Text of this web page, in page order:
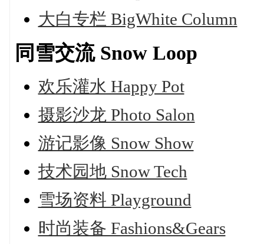
大白专栏 BigWhite Column
同雪交流 Snow Loop
欢乐灌水 Happy Pot
摄影沙龙 Photo Salon
游记影像 Snow Show
技术园地 Snow Tech
雪场资料 Playground
时尚装备 Fashions&Gears